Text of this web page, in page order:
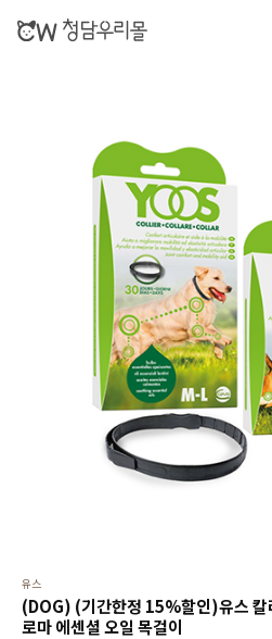
유스
(DOG) (기간한정 15%할인)유스
로마 에센셜 오일 목걸이